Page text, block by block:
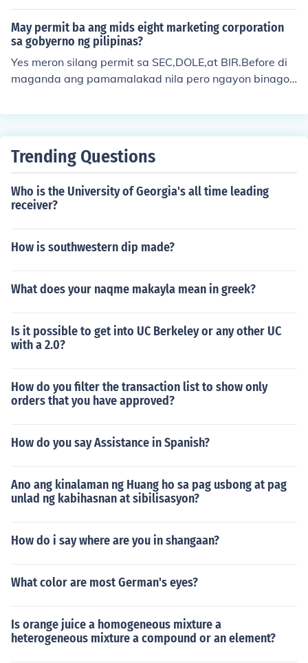
ang pagpapadala ng sulat. Mas pinabilis at pina Hi-Te
ch na.Dahil meron nang cellphone, internet, express deli
very, mas mapapabilis ang ating komunikasyon sa iban
g tao.Mas madali na tayong makikibalita sa anumang
maaring mangyaro o maganap sa kapaligiran :)
May permit ba ang mids eight marketing corporation
sa gobyerno ng pilipinas?
Yes meron silang permit sa SEC,DOLE,at BIR.Before di
maganda ang pamamalakad nila pero ngayon binago
ditation for ID at for life insurance.Kailangan hardworki
Trending Questions
Who is the University of Georgia's all time leading
receiver?
How is southwestern dip made?
What does your naqme makayla mean in greek?
Is it possible to get into UC Berkeley or any other UC
with a 2.0?
How do you filter the transaction list to show only
orders that you have approved?
How do you say Assistance in Spanish?
Ano ang kinalaman ng Huang ho sa pag usbong at pag
unlad ng kabihasnan at sibilisasyon?
How do i say where are you in shangaan?
What color are most German's eyes?
Is orange juice a homogeneous mixture a
heterogeneous mixture a compound or an element?